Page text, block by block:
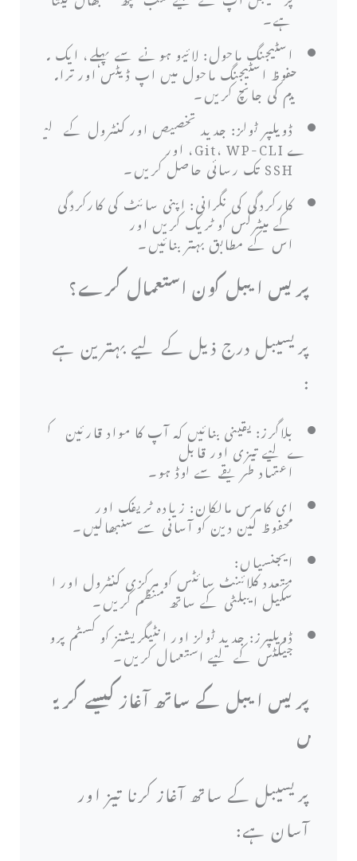
ہے۔
اسٹیجنگ ماحول: لائیو ہونے سے پہلے، ایک م
حفوظ اسٹیجنگ ماحول میں اپ ڈیٹس اور ترام
یم کی جانچ کریں۔
ڈویلپر ٹولز: جدید تخصیص اور کنٹرول کے لی
ے Git، WP-CLI، اور
SSH تک رسائی حاصل کریں۔
کارکردگی کی نگرانی: اپنی سائٹ کی کارکردگی
کے میٹرکس کو ٹریک کریں اور
اس کے مطابق بہتر بنائیں۔
پریس ایبل کون استعمال کرے؟
پریسیبل درج ذیل کے لیے بہترین ہے
:
بلاگرز: یقینی بنائیں کہ آپ کا مواد قارئین ک
ے لیے تیزی اور قابل
اعتماد طریقے سے لوڈ ہو۔
ای کامرس مالکان: زیادہ ٹریفک اور
محفوظ لین دین کو آسانی سے سنبھالیں۔
ایجنسیاں:
متعدد کلائنٹ سائٹس کو مرکزی کنٹرول اور ا
سکیل ایبلٹی کے ساتھ منظم کریں۔
ڈویلپرز: جدید ٹولز اور انٹیگریشنز کو کسٹم پرو
جیکٹس کے لیے استعمال کریں۔
پریس ایبل کے ساتھ آغاز کیسے کری
ں
پریسیبل کے ساتھ آغاز کرنا تیز اور
آسان ہے: